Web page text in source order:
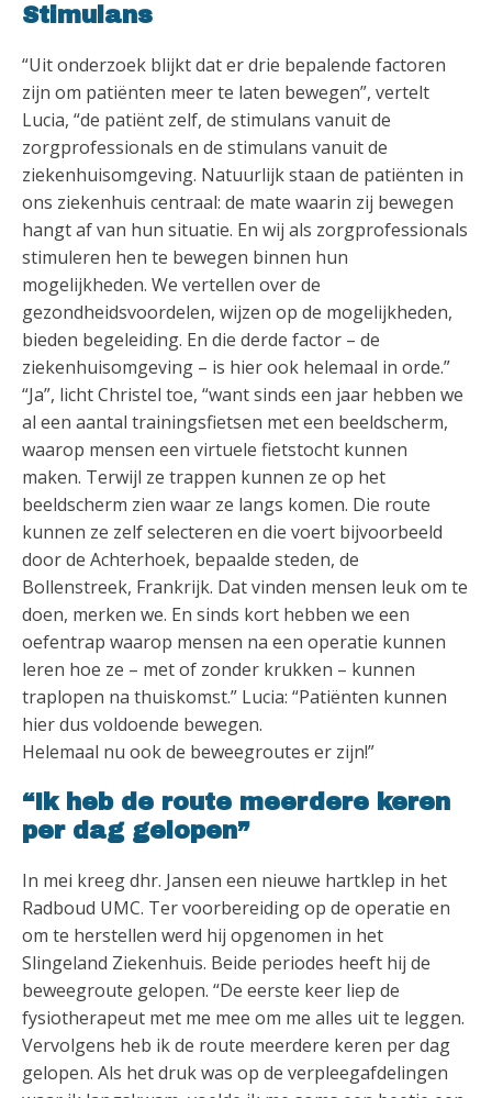
Stimulans
“Uit onderzoek blijkt dat er drie bepalende factoren
zijn om patiënten meer te laten bewegen”, vertelt
Lucia, “de patiënt zelf, de stimulans vanuit de
zorgprofessionals en de stimulans vanuit de
ziekenhuisomgeving. Natuurlijk staan de patiënten in
ons ziekenhuis centraal: de mate waarin zij bewegen
hangt af van hun situatie. En wij als zorgprofessionals
stimuleren hen te bewegen binnen hun
mogelijkheden. We vertellen over de
gezondheidsvoordelen, wijzen op de mogelijkheden,
bieden begeleiding. En die derde factor – de
ziekenhuisomgeving – is hier ook helemaal in orde.”
“Ja”, licht Christel toe, “want sinds een jaar hebben we
al een aantal trainingsfietsen met een beeldscherm,
waarop mensen een virtuele fietstocht kunnen
maken. Terwijl ze trappen kunnen ze op het
beeldscherm zien waar ze langs komen. Die route
kunnen ze zelf selecteren en die voert bijvoorbeeld
door de Achterhoek, bepaalde steden, de
Bollenstreek, Frankrijk. Dat vinden mensen leuk om te
doen, merken we. En sinds kort hebben we een
oefentrap waarop mensen na een operatie kunnen
leren hoe ze – met of zonder krukken – kunnen
traplopen na thuiskomst.” Lucia: “Patiënten kunnen
hier dus voldoende bewegen.
Helemaal nu ook de beweegroutes er zijn!”
“Ik heb de route meerdere keren
per dag gelopen”
In mei kreeg dhr. Jansen een nieuwe hartklep in het
Radboud UMC. Ter voorbereiding op de operatie en
om te herstellen werd hij opgenomen in het
Slingeland Ziekenhuis. Beide periodes heeft hij de
beweegroute gelopen. “De eerste keer liep de
fysiotherapeut met me mee om me alles uit te leggen.
Vervolgens heb ik de route meerdere keren per dag
gelopen. Als het druk was op de verpleegafdelingen